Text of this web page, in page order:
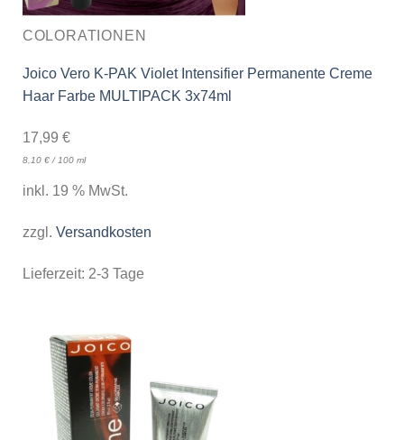
COLORATIONEN
Joico Vero K-PAK Violet Intensifier Permanente Creme
Haar Farbe MULTIPACK 3x74ml
17,99 €
8,10 €/100 ml
inkl. 19 % MwSt.
zzgl. Versandkosten
Lieferzeit: 2-3 Tage